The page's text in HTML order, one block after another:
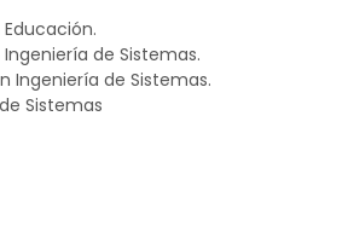
de Sistemas.
Ingeniería de Sistemas.
Sistemas